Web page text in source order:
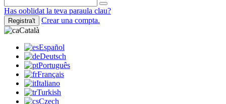
Has ooblidat la teva paraula clau?
Registra't
Crear una compta.
Català
Español
Deutsch
Português
Français
Italiano
Turkish
Czech